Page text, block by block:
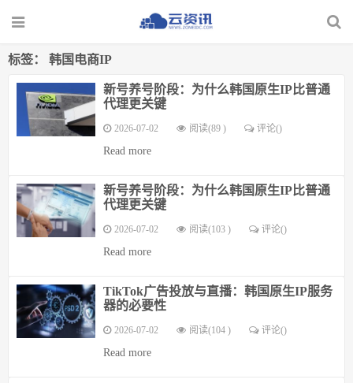
标签： 韩国电商IP
新号养号阶段：为什么韩国原生IP比普通
代理更关键
2026-07-02 阅读(89 ) 评论()
Read more
新号养号阶段：为什么韩国原生IP比普通
代理更关键
2026-07-02 阅读(103 ) 评论()
Read more
TikTok广告投放与直播：韩国原生IP服务
器的必要性
2026-07-02 阅读(104 ) 评论()
Read more